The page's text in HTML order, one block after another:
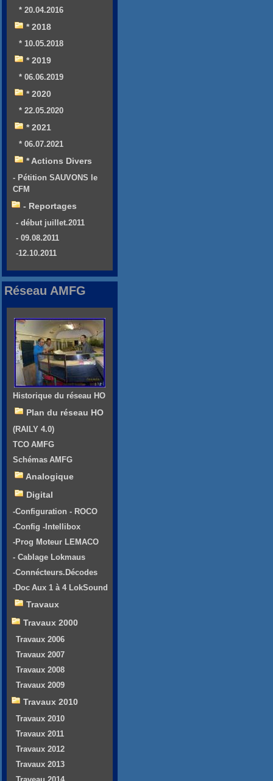
* 20.04.2016
* 2018
* 10.05.2018
* 2019
* 06.06.2019
* 2020
* 22.05.2020
* 2021
* 06.07.2021
* Actions Divers
- Pétition SAUVONS le
CFM
- Reportages
- début juillet.2011
- 09.08.2011
-12.10.2011
Réseau AMFG
Historique du réseau HO
Plan du réseau HO
(RAILY 4.0)
TCO AMFG
Schémas AMFG
Analogique
Digital
-Configuration - ROCO
-Config -Intellibox
-Prog Moteur LEMACO
- Cablage Lokmaus
-Connécteurs.Décodes
-Doc Aux 1 à 4 LokSound
Travaux
Travaux 2000
Travaux 2006
Travaux 2007
Travaux 2008
Travaux 2009
Travaux 2010
Travaux 2010
Travaux 2011
Travaux 2012
Travaux 2013